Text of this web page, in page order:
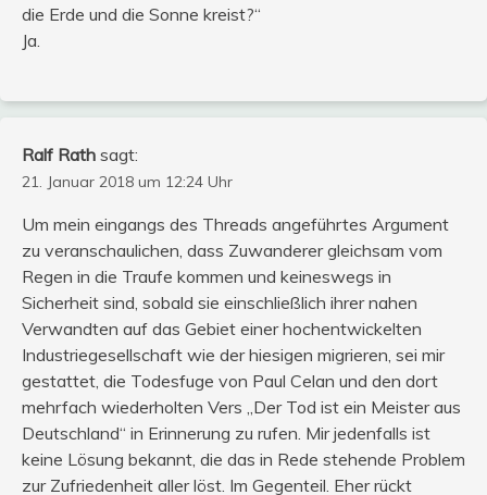
die Erde und die Sonne kreist?“
Ja.
Ralf Rath sagt:
21. Januar 2018 um 12:24 Uhr
Um mein eingangs des Threads angeführtes Argument
zu veranschaulichen, dass Zuwanderer gleichsam vom
Regen in die Traufe kommen und keineswegs in
Sicherheit sind, sobald sie einschließlich ihrer nahen
Verwandten auf das Gebiet einer hochentwickelten
Industriegesellschaft wie der hiesigen migrieren, sei mir
gestattet, die Todesfuge von Paul Celan und den dort
mehrfach wiederholten Vers „Der Tod ist ein Meister aus
Deutschland“ in Erinnerung zu rufen. Mir jedenfalls ist
keine Lösung bekannt, die das in Rede stehende Problem
zur Zufriedenheit aller löst. Im Gegenteil. Eher rückt